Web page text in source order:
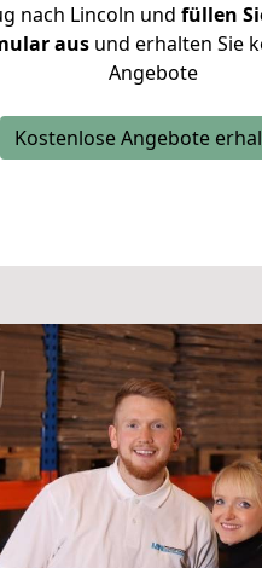
nach Lincoln und füllen
ausund erhalten Sie
Angebote
Kostenlose Angebote